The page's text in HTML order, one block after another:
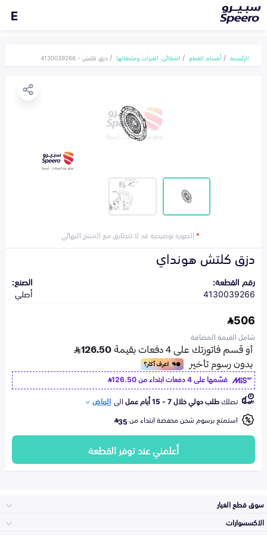
E
الرئيسية أقسام القطع المكائن، القيرات وملحقاتها دزق كلتش - 4130039266
*الصورة توضيحية قد لا تتطابق مع المنتج النهائي
دزق كلتش هونداي
رقم القطعة:
4130039266
الصنع:
أصلي
506
شامل القيمة المضافة
قسّمها على 4 دفعات ابتداء من
126.50
تصلكطلب دولي خلال 7 - 15 أيام عمل الى الرياض
استمتع برسوم شحن مخفضة ابتداء من35
أعلمني عند توفر القطعة
سوق قطع الغيار
الاكسسوارات